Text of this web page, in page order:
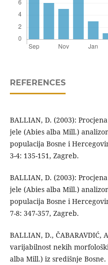
REFERENCES
BALLIAN, D. (2003):
jele (Abies alba Mill.)
populacija Bosne i
3-4: 135-151, Zagreb.
BALLIAN, D. (2003):
jele (Abies alba Mill.)
populacija Bosne i
7-8: 347-357, Zagreb.
BALLIAN, D., ČABARAVDIĆ,
varijabilnost nekih
alba Mill.) iz središnje